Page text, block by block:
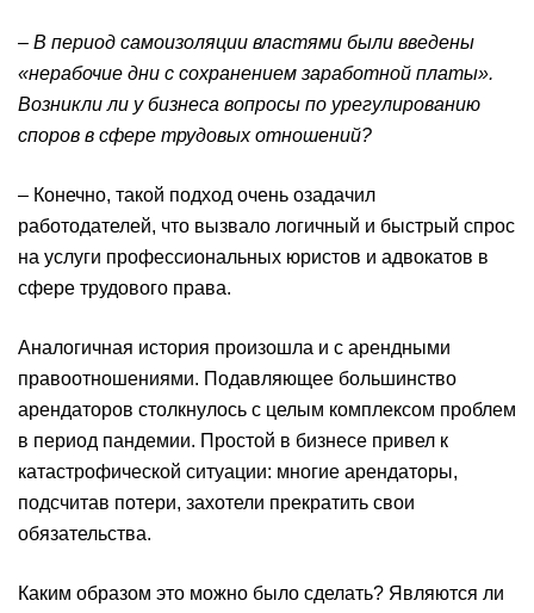
– В период самоизоляции властями были введены
«нерабочие дни с сохранением заработной платы».
Возникли ли у бизнеса вопросы по урегулированию
споров в сфере трудовых отношений?
– Конечно, такой подход очень озадачил
работодателей, что вызвало логичный и быстрый спрос
на услуги профессиональных юристов и адвокатов в
сфере трудового права.
Аналогичная история произошла и с арендными
правоотношениями. Подавляющее большинство
арендаторов столкнулось с целым комплексом проблем
в период пандемии. Простой в бизнесе привел к
катастрофической ситуации: многие арендаторы,
подсчитав потери, захотели прекратить свои
обязательства.
Каким образом это можно было сделать? Являются ли